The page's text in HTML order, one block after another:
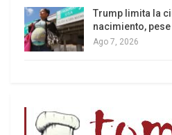
estadounidenes, que
Venezuela.
millones de dólares, la
en 2012, en plena crisis
Trump limita la
nacimiento,
Ago 7, 2026